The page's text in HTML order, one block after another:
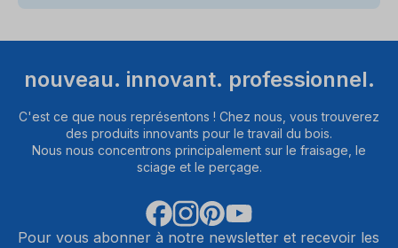
nouveau. innovant. professionnel.
C'est ce que nous représentons ! Chez nous, vous trouverez
des produits innovants pour le travail du bois.
Nous nous concentrons principalement sur le fraisage, le
sciage et le perçage.
Pour vous abonner à notre newsletter et recevoir les